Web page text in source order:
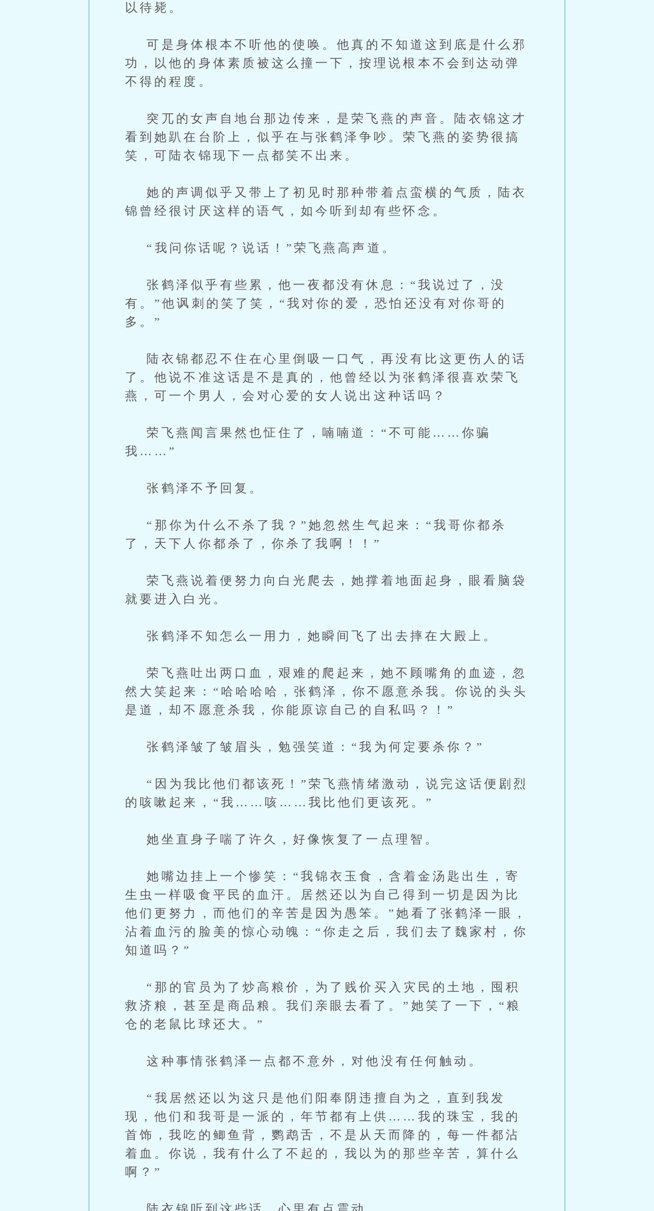
以待毙。
可是身体根本不听他的使唤。他真的不知道这到底是什么邪
功，以他的身体素质被这么撞一下，按理说根本不会到达动弹
不得的程度。
突兀的女声自地台那边传来，是荣飞燕的声音。陆衣锦这才
看到她趴在台阶上，似乎在与张鹤泽争吵。荣飞燕的姿势很搞
笑，可陆衣锦现下一点都笑不出来。
她的声调似乎又带上了初见时那种带着点蛮横的气质，陆衣
锦曾经很讨厌这样的语气，如今听到却有些怀念。
“我问你话呢？说话！”荣飞燕高声道。
张鹤泽似乎有些累，他一夜都没有休息：“我说过了，没
有。”他讽刺的笑了笑，“我对你的爱，恐怕还没有对你哥的
多。”
陆衣锦都忍不住在心里倒吸一口气，再没有比这更伤人的话
了。他说不准这话是不是真的，他曾经以为张鹤泽很喜欢荣飞
燕，可一个男人，会对心爱的女人说出这种话吗？
荣飞燕闻言果然也怔住了，喃喃道：“不可能……你骗
我……”
张鹤泽不予回复。
“那你为什么不杀了我？”她忽然生气起来：“我哥你都杀
了，天下人你都杀了，你杀了我啊！！”
荣飞燕说着便努力向白光爬去，她撑着地面起身，眼看脑袋
就要进入白光。
张鹤泽不知怎么一用力，她瞬间飞了出去摔在大殿上。
荣飞燕吐出两口血，艰难的爬起来，她不顾嘴角的血迹，忽
然大笑起来：“哈哈哈哈，张鹤泽，你不愿意杀我。你说的头头
是道，却不愿意杀我，你能原谅自己的自私吗？！”
张鹤泽皱了皱眉头，勉强笑道：“我为何定要杀你？”
“因为我比他们都该死！”荣飞燕情绪激动，说完这话便剧烈
的咳嗽起来，“我……咳……我比他们更该死。”
她坐直身子喘了许久，好像恢复了一点理智。
她嘴边挂上一个惨笑：“我锦衣玉食，含着金汤匙出生，寄
生虫一样吸食平民的血汗。居然还以为自己得到一切是因为比
他们更努力，而他们的辛苦是因为愚笨。”她看了张鹤泽一眼，
沾着血污的脸美的惊心动魄：“你走之后，我们去了魏家村，你
知道吗？”
“那的官员为了炒高粮价，为了贱价买入灾民的土地，囤积
救济粮，甚至是商品粮。我们亲眼去看了。”她笑了一下，“粮
仓的老鼠比球还大。”
这种事情张鹤泽一点都不意外，对他没有任何触动。
“我居然还以为这只是他们阳奉阴违擅自为之，直到我发
现，他们和我哥是一派的，年节都有上供……我的珠宝，我的
首饰，我吃的鲫鱼背，鹦鹉舌，不是从天而降的，每一件都沾
着血。你说，我有什么了不起的，我以为的那些辛苦，算什么
啊？”